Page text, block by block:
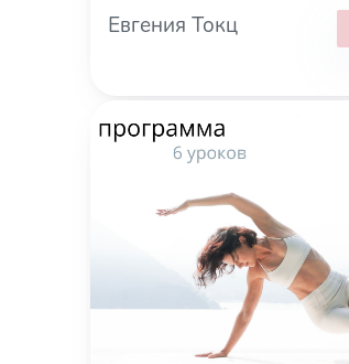
Евгения Токц